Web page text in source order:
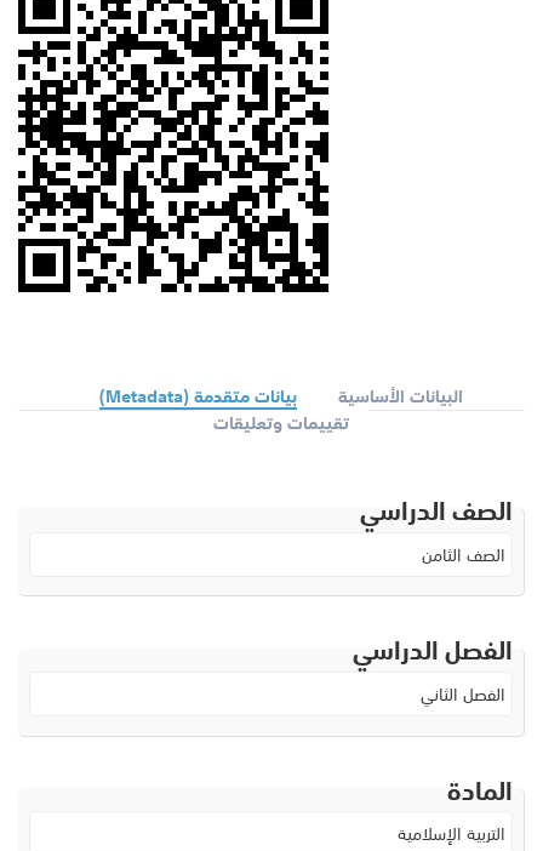
البيانات الأساسية
بيانات متقدمة (Metadata)
تقييمات وتعليقات
الصف الدراسي
الصف الثامن
الفصل الدراسي
الفصل الثاني
المادة
التربية الإسلامية